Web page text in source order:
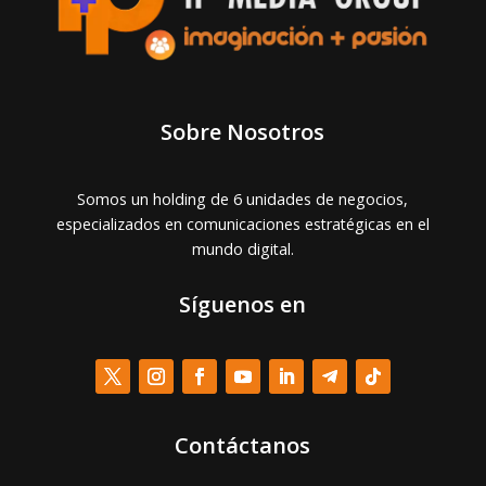
Sobre Nosotros
Somos un holding de 6 unidades de negocios,
especializados en comunicaciones estratégicas en el
mundo digital.
Síguenos en
Contáctanos